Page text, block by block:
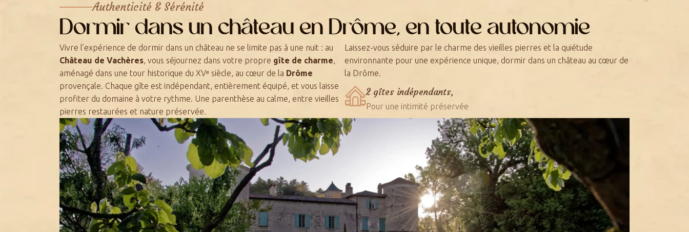
Authenticité & Sérénité
Dormir dans un château en Drôme, en toute autonomie
Vivre l’expérience de dormir dans un château ne se limite pas à une nuit : au
Château de Vachères, vous séjournez dans votre propre gîte de charme,
aménagé dans une tour historique du XVᵉ siècle, au cœur de la Drôme
provençale. Chaque gîte est indépendant, entièrement équipé, et vous laisse
profiter du domaine à votre rythme. Une parenthèse au calme, entre vieilles
pierres restaurées et nature préservée.
Laissez-vous séduire par le charme des vieilles pierres et la quiétude
environnante pour une expérience unique, dormir dans un château au cœur de
la Drôme.
2 gîtes indépendants,
Pour une intimité préservée